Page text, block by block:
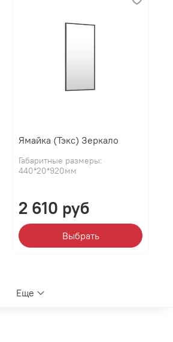
Ямайка (Тэкс) Зеркало
Габаритные размеры:
440*20*920мм
2 610 руб
Выбрать
Еще